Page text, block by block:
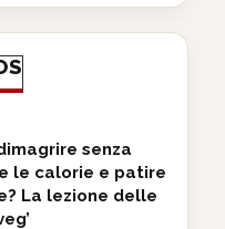
senza
le calorie e patire
La lezione delle